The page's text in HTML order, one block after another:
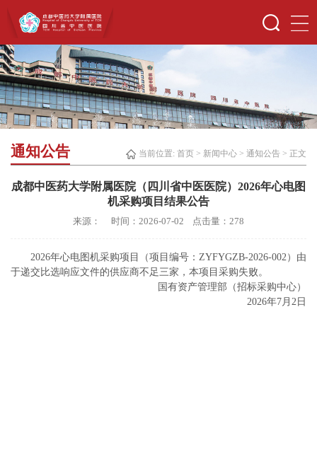
当前位置: 首页 > 新闻中心 > 通知公告 > 正文
通知公告
成都中医药大学附属医院（四川省中医医院）2026年心电图
机采购项目结果公告
来源： 时间：2026-07-02 点击量： 278
2026年心电图机采购项目（项目编号：ZYFYGZB-2026-002）由
于递交比选响应文件的供应商不足三家，本项目采购失败。
国有资产管理部（招标采购中心）
2026年7月2日